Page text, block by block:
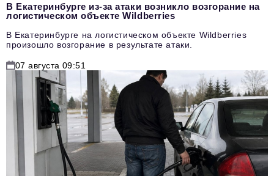
В Екатеринбурге из-за атаки возникло возгорание на
логистическом объекте Wildberries
В Екатеринбурге на логистическом объекте Wildberries
произошло возгорание в результате атаки.
07 августа 09:51